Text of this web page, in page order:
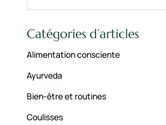
Catégories d’articles
Alimentation consciente
Ayurveda
Bien-être et routines
Coulisses